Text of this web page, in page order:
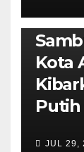
AMBON
Kota
Putih
JUL 29,